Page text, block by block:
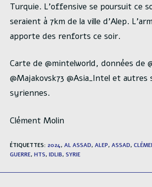
Turquie. L’offensive se poursuit ce
seraient à 7km de la ville d’Alep.
apporte des renforts ce soir.
Carte de @mintelworld, données de
@Majakovsk73 @Asia_Intel et autres
syriennes.
Clément Molin
ÉTIQUETTES: 2024, AL ASSAD, ALEP, ASSAD,
GUERRE, HTS, IDLIB, SYRIE